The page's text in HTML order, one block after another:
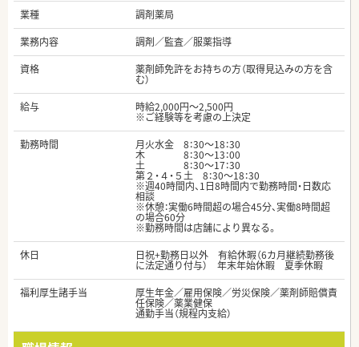
業種
調剤薬局
業務内容
調剤／監査／服薬指導
資格
薬剤師免許をお持ちの方（取得見込みの方を含
む）
給与
時給2,000円～2,500円
※ご経験等を考慮の上決定
勤務時間
月火水金 8：30～18：30
木 8：30～13：00
土 8：30〜17：30
第２・４・５土 8：30〜18：30
※週40時間内、1日8時間内で勤務時間・日数応
相談
※休憩：実働6時間超の場合45分、実働8時間超
の場合60分
※勤務時間は店舗により異なる。
休日
日祝+勤務日以外 有給休暇（6カ月継続勤務後
に法定通り付与） 年末年始休暇 夏季休暇
福利厚生諸手当
厚生年金／雇用保険／労災保険／薬剤師賠償責
任保険／薬業健保
通勤手当（規程内支給）